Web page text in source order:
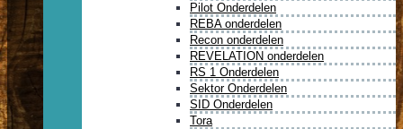
Pilot Onderdelen
REBA onderdelen
Recon onderdelen
REVELATION onderdelen
RS 1 Onderdelen
Sektor Onderdelen
SID Onderdelen
Tora